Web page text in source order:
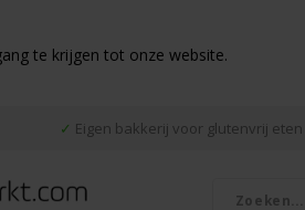
te krijgen tot onze website.
✓ Eigen bakkerij voor glutenvrij eten